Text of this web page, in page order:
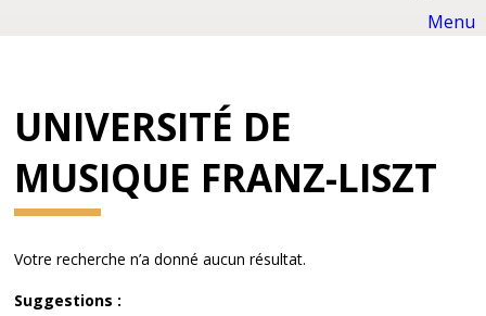
UNIVERSITÉ DE
MUSIQUE FRANZ-LISZT
Votre recherche n’a donné aucun résultat.
Suggestions :